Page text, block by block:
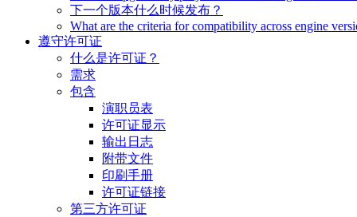
下一个版本什么时候发布？
What are the criteria for compatibility across engine
遵守许可证
什么是许可证？
需求
包含
演职员表
许可证显示
输出日志
附带文件
印刷手册
许可证链接
第三方许可证